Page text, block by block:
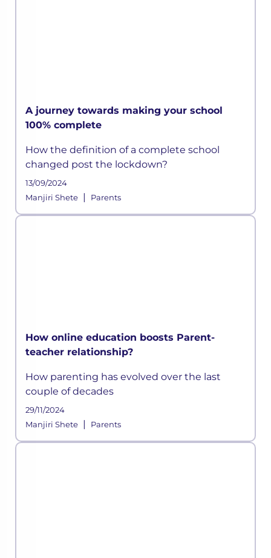
A journey towards making your school
100% complete
How the definition of a complete school
changed post the lockdown?
13/09/2024
Manjiri Shete| Parents
How online education boosts Parent-
teacher relationship?
How parenting has evolved over the last
couple of decades
29/11/2024
Manjiri Shete| Parents